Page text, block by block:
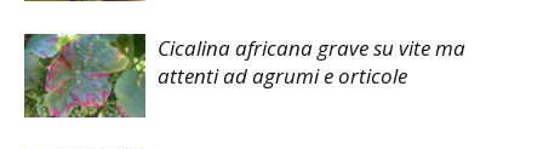
Cicalina africana grave su vite ma
attenti ad agrumi e orticole